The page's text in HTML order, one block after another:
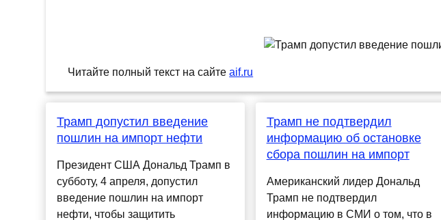
Читайте полный текст на сайтеaif.ru
Трамп допустил введение
пошлин на импорт нефти
Президент США Дональд Трамп в
субботу, 4 апреля, допустил
введение пошлин на импорт
нефти, чтобы защитить
Трамп не подтвердил
информацию об остановке
сбора пошлин на импорт
Американский лидер Дональд
Трамп не подтвердил
информацию в СМИ о том, что в